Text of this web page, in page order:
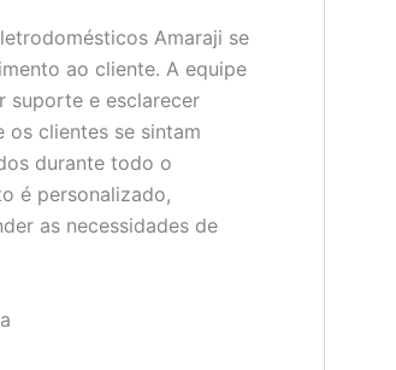
Amaraji se
ao cliente. A equipe
suporte e esclarecer
os clientes se sintam
durante todo o
é personalizado,
as necessidades de